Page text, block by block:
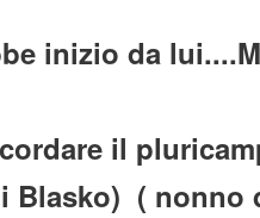
inizio da
il
Blasko) ( nonno